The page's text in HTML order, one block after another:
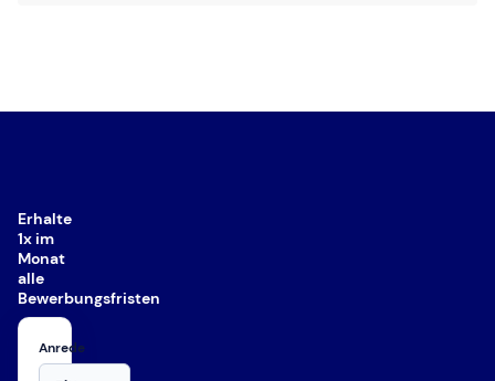
Erhalte
1x im
Monat
alle
Bewerbungsfristen
Anrede